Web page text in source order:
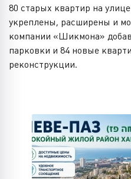
80 старых квартир на
укреплены, расширены и
компании «Шикмона»
парковки и 84 новые
реконструкции.